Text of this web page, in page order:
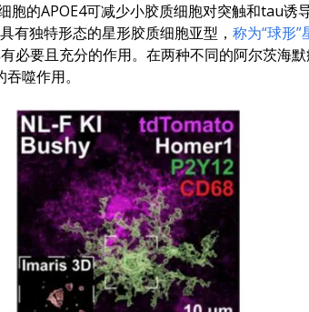
的APOE4可减少小胶质细胞对突触和tau诱
有独特形态的星形胶质细胞亚型， 称为“球形”
必要且充分的作用。在两种不同的阿尔茨海
噬作用。